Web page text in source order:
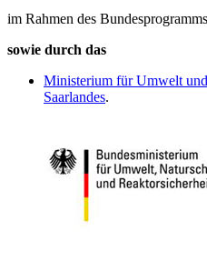
im Rahmen des
sowie durch das
Ministerium für Umwelt
Saarlandes.